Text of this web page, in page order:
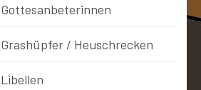
Gottesanbeterinnen
Grashüpfer / Heuschrecken
Libellen